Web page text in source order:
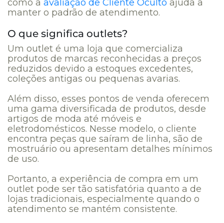
como a avaliação de Cliente Oculto ajuda a
manter o padrão de atendimento.
O que significa outlets?
Um outlet é uma loja que comercializa
produtos de marcas reconhecidas a preços
reduzidos devido a estoques excedentes,
coleções antigas ou pequenas avarias.
Além disso, esses pontos de venda oferecem
uma gama diversificada de produtos, desde
artigos de moda até móveis e
eletrodomésticos. Nesse modelo, o cliente
encontra peças que saíram de linha, são de
mostruário ou apresentam detalhes mínimos
de uso.
Portanto, a experiência de compra em um
outlet pode ser tão satisfatória quanto a de
lojas tradicionais, especialmente quando o
atendimento se mantém consistente.